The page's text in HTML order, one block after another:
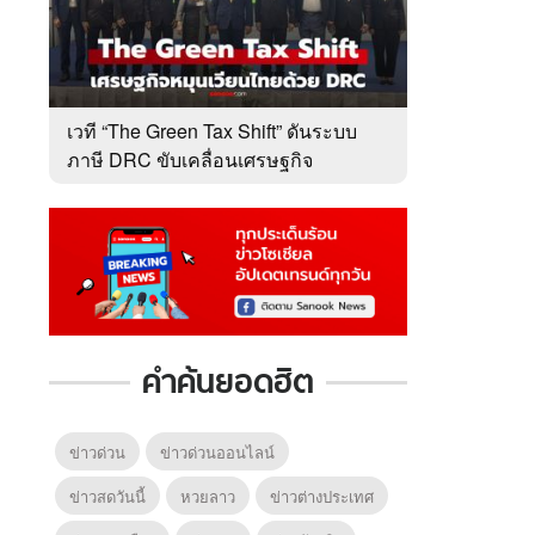
เวที “The Green Tax Shift” ดันระบบ
ภาษี DRC ขับเคลื่อนเศรษฐกิจ
คำค้นยอดฮิต
ข่าวด่วน
ข่าวด่วนออนไลน์
ข่าวสดวันนี้
หวยลาว
ข่าวต่างประเทศ